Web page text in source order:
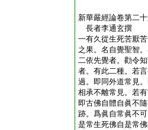
新華嚴經論卷第二
長者李通玄撰
一有久從生死苦厭
之果。名自覺聖智
二依先覺者。勸令
者。有此二種。若
過。即同外道常見
相承不離常見。若
即古佛自體自眞不
跡。爲眞自常眞不
是常生死佛自是常